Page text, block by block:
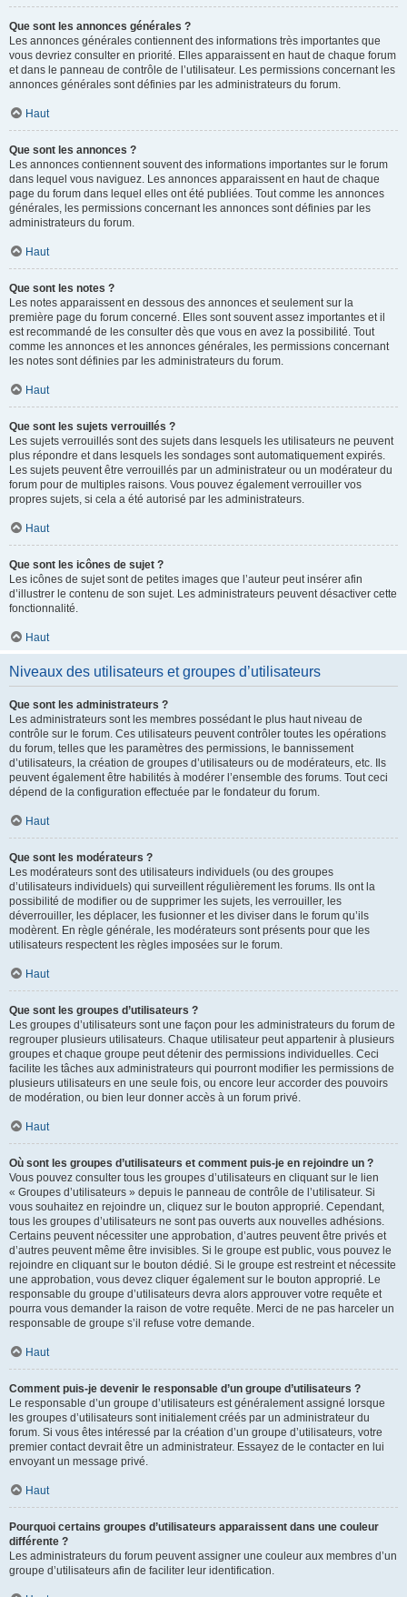
Que sont les annonces générales ?
Les annonces générales contiennent des informations très importantes que
vous devriez consulter en priorité. Elles apparaissent en haut de chaque forum
et dans le panneau de contrôle de l’utilisateur. Les permissions concernant les
annonces générales sont définies par les administrateurs du forum.
Haut
Que sont les annonces ?
Les annonces contiennent souvent des informations importantes sur le forum
dans lequel vous naviguez. Les annonces apparaissent en haut de chaque
page du forum dans lequel elles ont été publiées. Tout comme les annonces
générales, les permissions concernant les annonces sont définies par les
administrateurs du forum.
Haut
Que sont les notes ?
Les notes apparaissent en dessous des annonces et seulement sur la
première page du forum concerné. Elles sont souvent assez importantes et il
est recommandé de les consulter dès que vous en avez la possibilité. Tout
comme les annonces et les annonces générales, les permissions concernant
les notes sont définies par les administrateurs du forum.
Haut
Que sont les sujets verrouillés ?
Les sujets verrouillés sont des sujets dans lesquels les utilisateurs ne peuvent
plus répondre et dans lesquels les sondages sont automatiquement expirés.
Les sujets peuvent être verrouillés par un administrateur ou un modérateur du
forum pour de multiples raisons. Vous pouvez également verrouiller vos
propres sujets, si cela a été autorisé par les administrateurs.
Haut
Que sont les icônes de sujet ?
Les icônes de sujet sont de petites images que l’auteur peut insérer afin
d’illustrer le contenu de son sujet. Les administrateurs peuvent désactiver cette
fonctionnalité.
Haut
Niveaux des utilisateurs et groupes d’utilisateurs
Que sont les administrateurs ?
Les administrateurs sont les membres possédant le plus haut niveau de
contrôle sur le forum. Ces utilisateurs peuvent contrôler toutes les opérations
du forum, telles que les paramètres des permissions, le bannissement
d’utilisateurs, la création de groupes d’utilisateurs ou de modérateurs, etc. Ils
peuvent également être habilités à modérer l’ensemble des forums. Tout ceci
dépend de la configuration effectuée par le fondateur du forum.
Haut
Que sont les modérateurs ?
Les modérateurs sont des utilisateurs individuels (ou des groupes
d’utilisateurs individuels) qui surveillent régulièrement les forums. Ils ont la
possibilité de modifier ou de supprimer les sujets, les verrouiller, les
déverrouiller, les déplacer, les fusionner et les diviser dans le forum qu’ils
modèrent. En règle générale, les modérateurs sont présents pour que les
utilisateurs respectent les règles imposées sur le forum.
Haut
Que sont les groupes d’utilisateurs ?
Les groupes d’utilisateurs sont une façon pour les administrateurs du forum de
regrouper plusieurs utilisateurs. Chaque utilisateur peut appartenir à plusieurs
groupes et chaque groupe peut détenir des permissions individuelles. Ceci
facilite les tâches aux administrateurs qui pourront modifier les permissions de
plusieurs utilisateurs en une seule fois, ou encore leur accorder des pouvoirs
de modération, ou bien leur donner accès à un forum privé.
Haut
Où sont les groupes d’utilisateurs et comment puis-je en rejoindre un ?
Vous pouvez consulter tous les groupes d’utilisateurs en cliquant sur le lien
« Groupes d’utilisateurs » depuis le panneau de contrôle de l’utilisateur. Si
vous souhaitez en rejoindre un, cliquez sur le bouton approprié. Cependant,
tous les groupes d’utilisateurs ne sont pas ouverts aux nouvelles adhésions.
Certains peuvent nécessiter une approbation, d’autres peuvent être privés et
d’autres peuvent même être invisibles. Si le groupe est public, vous pouvez le
rejoindre en cliquant sur le bouton dédié. Si le groupe est restreint et nécessite
une approbation, vous devez cliquer également sur le bouton approprié. Le
responsable du groupe d’utilisateurs devra alors approuver votre requête et
pourra vous demander la raison de votre requête. Merci de ne pas harceler un
responsable de groupe s’il refuse votre demande.
Haut
Comment puis-je devenir le responsable d’un groupe d’utilisateurs ?
Le responsable d’un groupe d’utilisateurs est généralement assigné lorsque
les groupes d’utilisateurs sont initialement créés par un administrateur du
forum. Si vous êtes intéressé par la création d’un groupe d’utilisateurs, votre
premier contact devrait être un administrateur. Essayez de le contacter en lui
envoyant un message privé.
Haut
Pourquoi certains groupes d’utilisateurs apparaissent dans une couleur
différente ?
Les administrateurs du forum peuvent assigner une couleur aux membres d’un
groupe d’utilisateurs afin de faciliter leur identification.